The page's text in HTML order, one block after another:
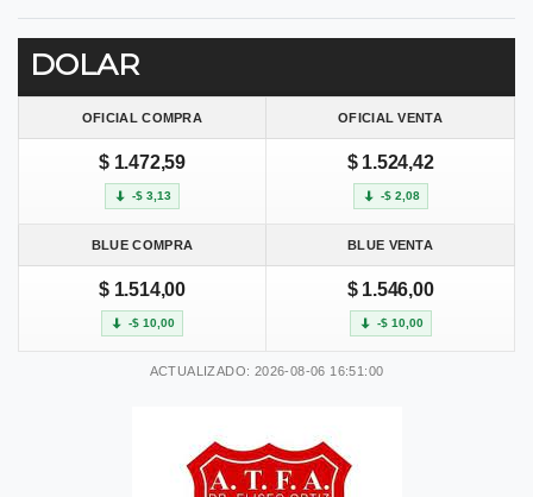
DOLAR
OFICIAL COMPRA OFICIAL VENTA
$ 1.472,59
-$ 3,13
$ 1.524,42
-$ 2,08
BLUE COMPRA BLUE VENTA
$ 1.514,00
-$ 10,00
$ 1.546,00
-$ 10,00
ACTUALIZADO: 2026-08-06 16:51:00